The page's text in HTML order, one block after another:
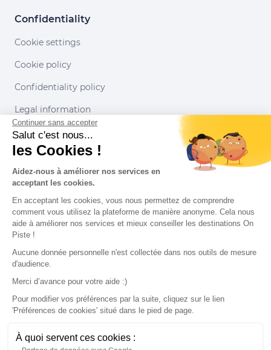
Confidentiality
Cookie settings
Cookie policy
Confidentiality policy
Legal information
Conditions of use
Our partners
v. 1.45.0
Continuer sans accepter
Salut c'est nous...
les Cookies !
Aidez-nous à améliorer nos services en
acceptant les cookies.
En acceptant les cookies, vous nous permettez de comprendre
comment vous utilisez la plateforme de manière anonyme. Cela nous
aide à améliorer nos services et mieux conseiller les destinations On
Piste !
Aucune donnée personnelle n'est collectée dans nos outils de mesure
d'audience.
Merci d’avance pour votre aide :)
Pour modifier vos préférences par la suite, cliquez sur le lien
'Préférences de cookies' situé dans le pied de page.
À quoi servent ces cookies :